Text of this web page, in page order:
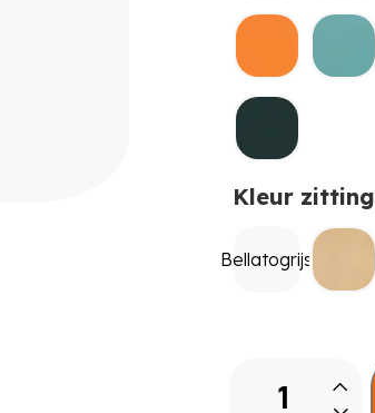
Kleur zitting
Bellatogrijs
Solit:sit®